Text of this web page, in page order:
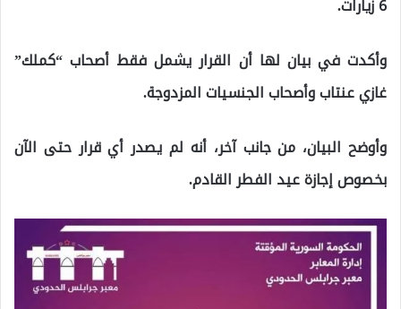
6 زيارات.
وأكدت في بيان لها أن القرار يشمل فقط أصحاب “كملك”
غازي عنتاب وأصحاب الجنسيات المزدوجة.
وأوضح البيان، من جانب آخر، أنه لم يصدر أي قرار حتى الآن
بخصوص إجازة عيد الفطر القادم.